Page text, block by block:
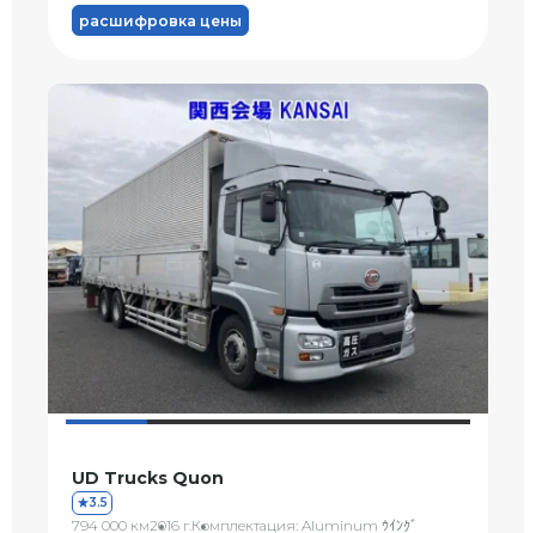
расшифровка цены
UD Trucks Quon
3.5
794 000 км2016 г.Комплектация: Aluminum ｳｲﾝｸﾞ